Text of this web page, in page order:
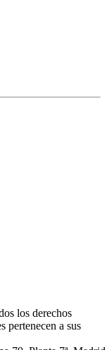
los derechos
pertenecen a sus